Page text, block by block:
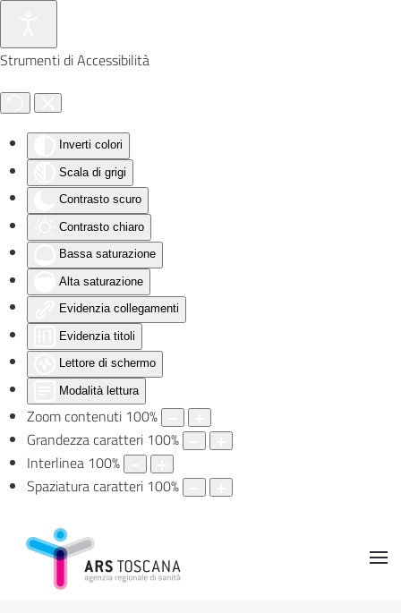
Strumenti di Accessibilità
Inverti colori
Scala di grigi
Contrasto scuro
Contrasto chiaro
Bassa saturazione
Alta saturazione
Evidenzia collegamenti
Evidenzia titoli
Lettore di schermo
Modalità lettura
Zoom contenuti 100%
Grandezza caratteri 100%
Interlinea 100%
Spaziatura caratteri 100%
Skip to main content